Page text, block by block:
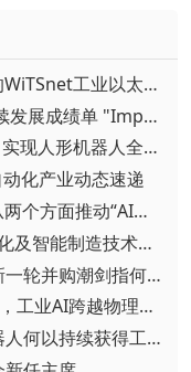
▪ 性能提升5至10倍 我国牵头制定的WiTSnet工业以太网国际标准正式发布
▪ 施耐德电气发布2026上半年可持续发展成绩单 "Impact 2030"路线图开局稳健
▪ 谷歌发布Gemini Robotics 2模型 实现人形机器人全身智能控制突破
化产业动态速递
▪ 汇川技术首次披露AI战略进展：从两个方面推动“AI业务化”落地
▪ 聚焦智造新机遇！2026 青岛数字化及智能制造技术论坛圆满落幕
▪ 相继宣布重磅收购，自动化巨头新一轮并购潮剑指何方？
▪ 西门子Eigen工程智能体落地中国，工业AI跨越物理世界“确定性”拐点
▪ 与哈金森达成战略合作，乐聚机器人何以持续获得工业巨头青睐？